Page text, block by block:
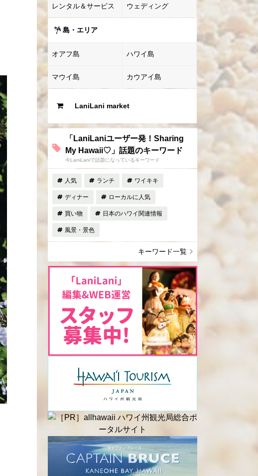
レンタル＆サービス ウェディング
島・エリア
オアフ島 ハワイ島
マウイ島 カウアイ島
LaniLani market
「LaniLaniユーザー発！Sharing
My Hawaii♡」話題のキーワード
今LaniLaniで話題になっているキーワード
人気 ランチ ワイキキ
ディナー ローカルに人気
買い物 日本のハワイ関連情報
風景・景色
キーワード一覧